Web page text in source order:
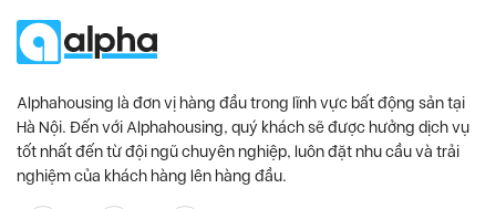
Alphahousing là đơn vị hàng đầu trong lĩnh vực bất động sản tại
Hà Nội. Đến với Alphahousing, quý khách sẽ được hưởng dịch vụ
tốt nhất đến từ đội ngũ chuyên nghiệp, luôn đặt nhu cầu và trải
nghiệm của khách hàng lên hàng đầu.